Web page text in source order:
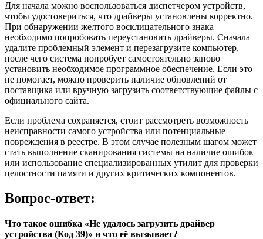
Для начала можно воспользоваться диспетчером устройств,
чтобы удостовериться, что драйверы установлены корректно.
При обнаружении желтого восклицательного знака
необходимо попробовать переустановить драйверы. Сначала
удалите проблемный элемент и перезагрузите компьютер,
после чего система попробует самостоятельно заново
установить необходимое программное обеспечение. Если это
не помогает, можно проверить наличие обновлений от
поставщика или вручную загрузить соответствующие файлы с
официального сайта.
Если проблема сохраняется, стоит рассмотреть возможность
неисправности самого устройства или потенциальные
повреждения в реестре. В этом случае полезным шагом может
стать выполнение сканирования системы на наличие ошибок
или использование специализированных утилит для проверки
целостности памяти и других критических компонентов.
Вопрос-ответ:
Что такое ошибка «Не удалось загрузить драйвер
устройства (Код 39)» и что её вызывает?